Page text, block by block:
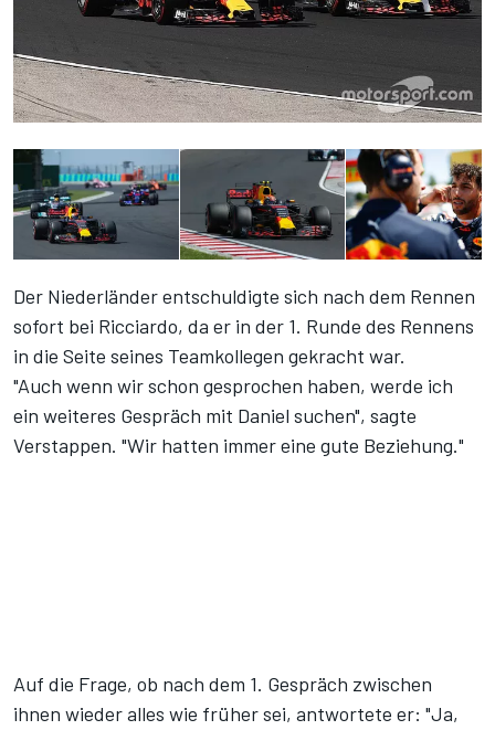
Der Niederländer entschuldigte sich nach dem Rennen
sofort bei Ricciardo, da er in der 1. Runde des Rennens
in die Seite seines Teamkollegen gekracht war.
"Auch wenn wir schon gesprochen haben, werde ich
ein weiteres Gespräch mit Daniel suchen", sagte
Verstappen. "Wir hatten immer eine gute Beziehung."
Auf die Frage, ob nach dem 1. Gespräch zwischen
ihnen wieder alles wie früher sei, antwortete er: "Ja,